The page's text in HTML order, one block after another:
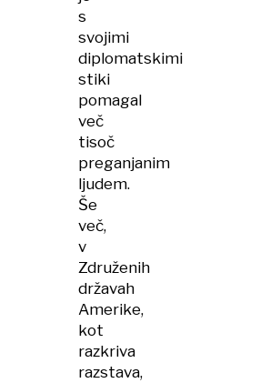
s
svojimi
diplomatskimi
stiki
pomagal
več
tisoč
preganjanim
ljudem.
Še
več,
v
Združenih
državah
Amerike,
kot
razkriva
razstava,